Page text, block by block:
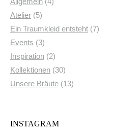
Atelier (5)
Ein Traumkleid entsteht (7)
Events (3)
Inspiration (2)
Kollektionen (30)
Unsere Bräute (13)
INSTAGRAM